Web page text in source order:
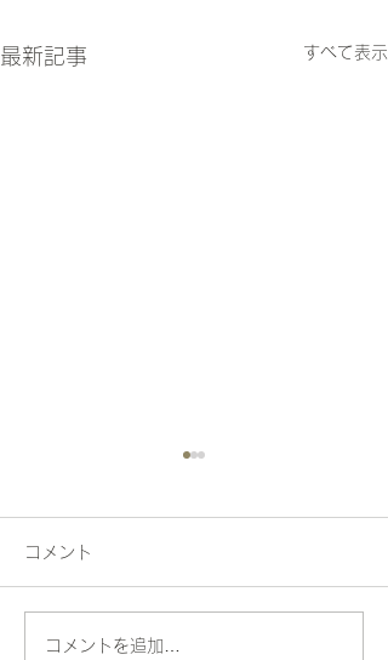
最新記事 すべて表示
コメント
コメントを追加…